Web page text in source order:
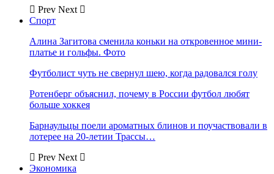
Prev Next
Спорт
Алина Загитова сменила коньки на откровенное мини-
платье и гольфы. Фото
Футболист чуть не свернул шею, когда радовался голу
Ротенберг объяснил, почему в России футбол любят
больше хоккея
Барнаульцы поели ароматных блинов и поучаствовали в
лотерее на 20-летии Трассы…
Prev Next
Экономика